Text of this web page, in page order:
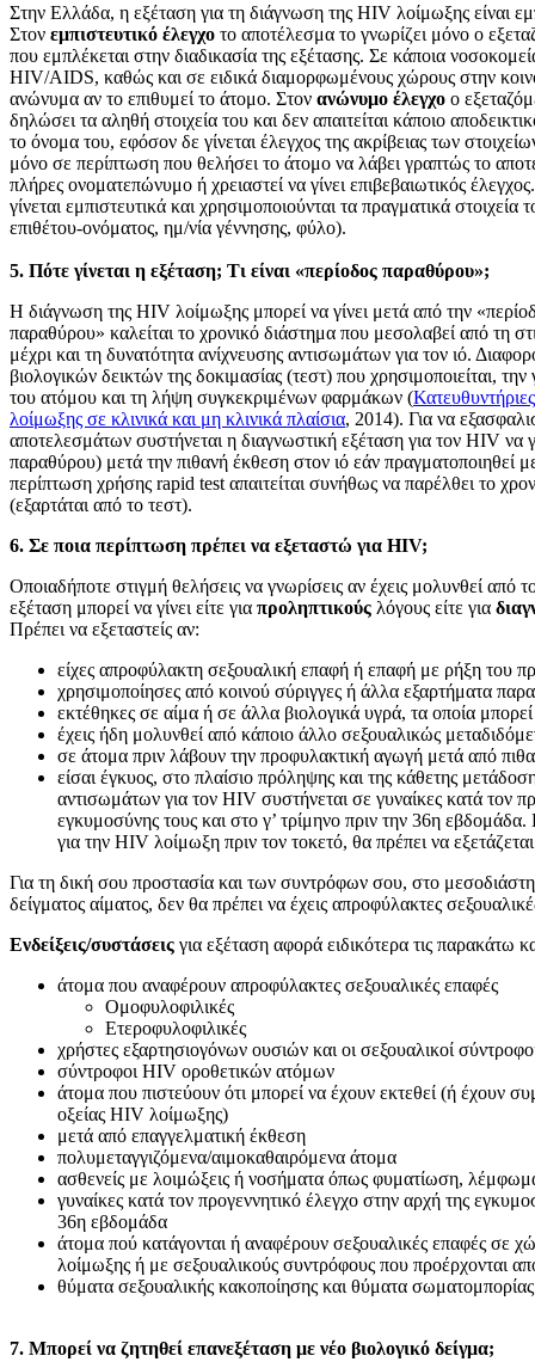
Στην Ελλάδα, η εξέταση για τη διάγνωση της HIV λοίμωξης είναι
Στον εμπιστευτικό έλεγχο το αποτέλεσμα το γνωρίζει μόνο ο
που εμπλέκεται στην διαδικασία της εξέτασης. Σε κάποια
HIV/AIDS, καθώς και σε ειδικά διαμορφωμένους χώρους στην
ανώνυμα αν το επιθυμεί το άτομο. Στον ανώνυμο έλεγχο ο
δηλώσει τα αληθή στοιχεία του και δεν απαιτείται κάποιο
το όνομα του, εφόσον δε γίνεται έλεγχος της ακρίβειας των
μόνο σε περίπτωση που θελήσει το άτομο να λάβει γραπτώς το
πλήρες ονοματεπώνυμο ή χρειαστεί να γίνει επιβεβαιωτικός
γίνεται εμπιστευτικά και χρησιμοποιούνται τα πραγματικά
επιθέτου-ονόματος, ημ/νία γέννησης, φύλο).
5. Πότε γίνεται η εξέταση; Τι είναι «περίοδος παραθύρου»;
Η διάγνωση της HIV λοίμωξης μπορεί να γίνει μετά από την
παραθύρου» καλείται το χρονικό διάστημα που μεσολαβεί από τη
μέχρι και τη δυνατότητα ανίχνευσης αντισωμάτων για τον ιό.
βιολογικών δεικτών της δοκιμασίας (τεστ) που χρησιμοποιείται,
του ατόμου και τη λήψη συγκεκριμένων φαρμάκων (
λοίμωξης σε κλινικά και μη κλινικά πλαίσια, 2014). Για να
αποτελεσμάτων συστήνεται η διαγνωστική εξέταση για τον HIV να
παραθύρου) μετά την πιθανή έκθεση στον ιό εάν πραγματοποιηθεί
περίπτωση χρήσης rapid test απαιτείται συνήθως να παρέλθει το
(εξαρτάται από το τεστ).
6. Σε ποια περίπτωση πρέπει να εξεταστώ για HIV;
Οποιαδήποτε στιγμή θελήσεις να γνωρίσεις αν έχεις μολυνθεί από
εξέταση μπορεί να γίνει είτε για προληπτικούς λόγους είτε για
Πρέπει να εξεταστείς αν:
είχες απροφύλακτη σεξουαλική επαφή ή επαφή με ρήξη του
χρησιμοποίησες από κοινού σύριγγες ή άλλα εξαρτήματα
εκτέθηκες σε αίμα ή σε άλλα βιολογικά υγρά, τα οποία
έχεις ήδη μολυνθεί από κάποιο άλλο σεξουαλικώς
σε άτομα πριν λάβουν την προφυλακτική αγωγή μετά από
είσαι έγκυος, στο πλαίσιο πρόληψης και της κάθετης
αντισωμάτων για τον HIV συστήνεται σε γυναίκες κατά τον
εγκυμοσύνης τους και στο γ’ τρίμηνο πριν την 36η εβδομάδα.
για την HIV λοίμωξη πριν τον τοκετό, θα πρέπει να
Για τη δική σου προστασία και των συντρόφων σου, στο
δείγματος αίματος, δεν θα πρέπει να έχεις απροφύλακτες
Ενδείξεις/συστάσεις για εξέταση αφορά ειδικότερα τις παρακάτω
άτομα που αναφέρουν απροφύλακτες σεξουαλικές επαφές
Ομοφυλοφιλικές
Ετεροφυλοφιλικές
χρήστες εξαρτησιογόνων ουσιών και οι σεξουαλικοί
σύντροφοι HIV οροθετικών ατόμων
άτομα που πιστεύουν ότι μπορεί να έχουν εκτεθεί (ή έχουν
οξείας HIV λοίμωξης)
μετά από επαγγελματική έκθεση
πολυμεταγγιζόμενα/αιμοκαθαιρόμενα άτομα
ασθενείς με λοιμώξεις ή νοσήματα όπως φυματίωση,
γυναίκες κατά τον προγεννητικό έλεγχο στην αρχή της
36η εβδομάδα
άτομα πού κατάγονται ή αναφέρουν σεξουαλικές επαφές σε
λοίμωξης ή με σεξουαλικούς συντρόφους που προέρχονται
θύματα σεξουαλικής κακοποίησης και θύματα
7. Mπορεί να ζητηθεί επανεξέταση με νέο βιολογικό δείγμα;